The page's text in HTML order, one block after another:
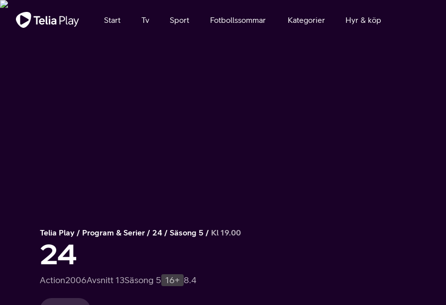
Viktigt meddelande
Start Tv Sport Fotbollssommar Kategorier Hyr & köp
Telia Play Program & Serier 24 Säsong 5 Kl 19.00
24
Action2006Avsnitt 13Säsong 5 16+ 8.4